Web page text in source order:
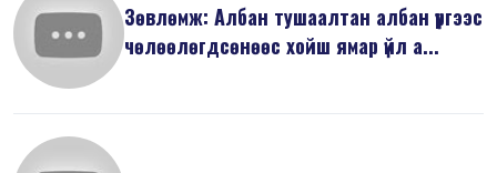
Зөвлөмж: Албан тушаалтан албан үүргээс
чөлөөлөгдсөнөөс хойш ямар үйл а...